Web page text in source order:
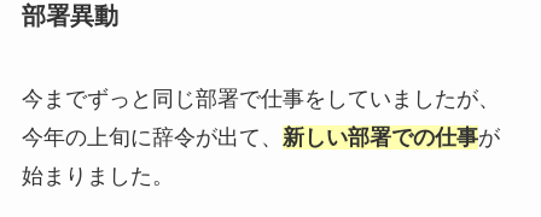
部署異動
今までずっと同じ部署で仕事をしていましたが、
今年の上旬に辞令が出て、 新しい部署での仕事が
始まりました。